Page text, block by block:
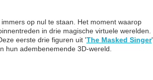
op nul te staan. Het moment waarop
in drie magische virtuele werelden.
eerste drie figuren uit 'The Masked Singer'
hun adembenemende 3D-wereld.